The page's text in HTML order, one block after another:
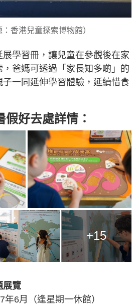
：香港兒童探索博物館）
展學習冊，讓兒童在參觀後在家
爸媽可透過「家長知多啲」的
一同延伸學習體驗，延續惜食
好去處詳情：
+15
展覽
年6月（逢星期一休館）